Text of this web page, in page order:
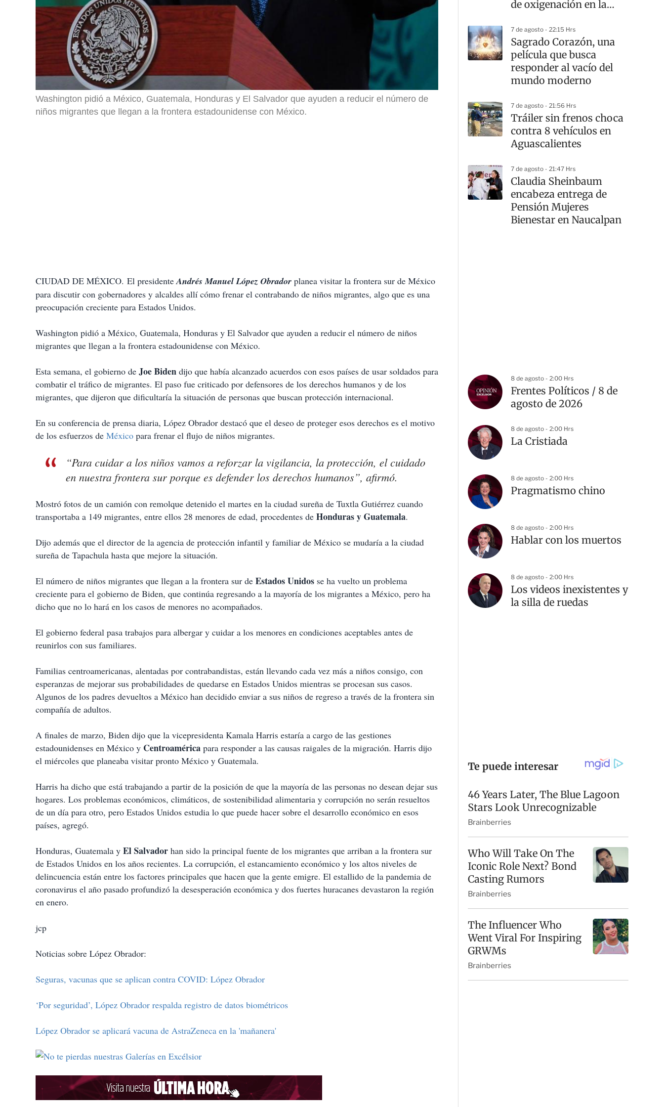
Washington pidió a México, Guatemala, Honduras y El Salvador que ayuden a reducir el número de
niños migrantes que llegan a la frontera estadounidense con México.
CIUDAD DE MÉXICO. El presidenteAndrés Manuel López Obrador planea visitar la frontera sur de México
para discutir con gobernadores y alcaldes allí cómo frenar el contrabando de niños migrantes, algo que es una
preocupación creciente para Estados Unidos.
Washington pidió a México, Guatemala, Honduras y El Salvador que ayuden a reducir el número de niños
migrantes que llegan a la frontera estadounidense con México.
Esta semana, el gobierno de Joe Biden dijo que había alcanzado acuerdos con esos países de usar soldados para
combatir el tráfico de migrantes. El paso fue criticado por defensores de los derechos humanos y de los
migrantes, que dijeron que dificultaría la situación de personas que buscan protección internacional.
En su conferencia de prensa diaria, López Obrador destacó que el deseo de proteger esos derechos es el motivo
de los esfuerzos de México para frenar el flujo de niños migrantes.
“Para cuidar a los niños vamos a reforzar la vigilancia, la protección, el cuidado
en nuestra frontera sur porque es defender los derechos humanos”, afirmó.
Mostró fotos de un camión con remolque detenido el martes en la ciudad sureña de Tuxtla Gutiérrez cuando
transportaba a 149 migrantes, entre ellos 28 menores de edad, procedentes de Honduras y Guatemala.
Dijo además que el director de la agencia de protección infantil y familiar de México se mudaría a la ciudad
sureña de Tapachula hasta que mejore la situación.
El número de niños migrantes que llegan a la frontera sur de Estados Unidos se ha vuelto un problema
creciente para el gobierno de Biden, que continúa regresando a la mayoría de los migrantes a México, pero ha
dicho que no lo hará en los casos de menores no acompañados.
El gobierno federal pasa trabajos para albergar y cuidar a los menores en condiciones aceptables antes de
reunirlos con sus familiares.
Familias centroamericanas, alentadas por contrabandistas, están llevando cada vez más a niños consigo, con
esperanzas de mejorar sus probabilidades de quedarse en Estados Unidos mientras se procesan sus casos.
Algunos de los padres devueltos a México han decidido enviar a sus niños de regreso a través de la frontera sin
compañía de adultos.
A finales de marzo, Biden dijo que la vicepresidenta Kamala Harris estaría a cargo de las gestiones
estadounidenses en México y Centroamérica para responder a las causas raigales de la migración. Harris dijo
el miércoles que planeaba visitar pronto México y Guatemala.
Harris ha dicho que está trabajando a partir de la posición de que la mayoría de las personas no desean dejar sus
hogares. Los problemas económicos, climáticos, de sostenibilidad alimentaria y corrupción no serán resueltos
de un día para otro, pero Estados Unidos estudia lo que puede hacer sobre el desarrollo económico en esos
países, agregó.
Honduras, Guatemala y El Salvador han sido la principal fuente de los migrantes que arriban a la frontera sur
de Estados Unidos en los años recientes. La corrupción, el estancamiento económico y los altos niveles de
delincuencia están entre los factores principales que hacen que la gente emigre. El estallido de la pandemia de
coronavirus el año pasado profundizó la desesperación económica y dos fuertes huracanes devastaron la región
en enero.
jcp
Noticias sobre López Obrador:
Seguras, vacunas que se aplican contra COVID: López Obrador
‘Por seguridad’, López Obrador respalda registro de datos biométricos
López Obrador se aplicará vacuna de AstraZeneca en la 'mañanera'
de oxigenación en la
7 de agosto - 22:15 Hrs
Sagrado Corazón, una
película que busca
responder al vacío del
mundo moderno
7 de agosto - 21:56 Hrs
Tráiler sin frenos choca
contra 8 vehículos en
Aguascalientes
7 de agosto - 21:47 Hrs
Claudia Sheinbaum
encabeza entrega de
Pensión Mujeres
Bienestar en Naucalpan
8 de agosto - 2:00 Hrs
Frentes Políticos / 8 de
agosto de 2026
8 de agosto - 2:00 Hrs
La Cristiada
8 de agosto - 2:00 Hrs
Pragmatismo chino
8 de agosto - 2:00 Hrs
Hablar con los muertos
8 de agosto - 2:00 Hrs
Los videos inexistentes y
la silla de ruedas